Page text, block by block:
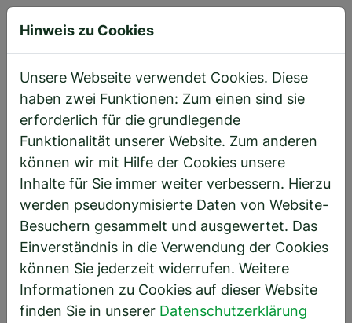
Direkt zur Hauptnavigation springen
Direkt zum Inhalt springen
Unsere Geschichte
Hinweis zu Cookies
Unsere Webseite verwendet Cookies. Diese
haben zwei Funktionen: Zum einen sind sie
erforderlich für die grundlegende
Funktionalität unserer Website. Zum anderen
können wir mit Hilfe der Cookies unsere
Inhalte für Sie immer weiter verbessern. Hierzu
werden pseudonymisierte Daten von Website-
Besuchern gesammelt und ausgewertet. Das
Einverständnis in die Verwendung der Cookies
können Sie jederzeit widerrufen. Weitere
Informationen zu Cookies auf dieser Website
finden Sie in unserer Datenschutzerklärung